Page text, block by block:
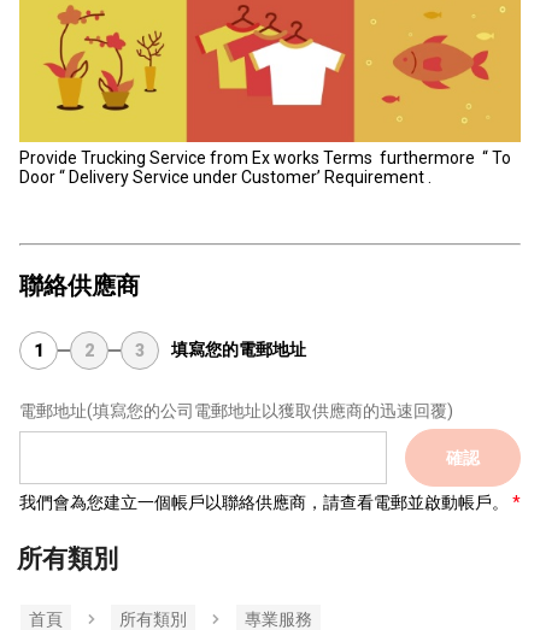
Provide Trucking Service from Ex works Terms furthermore “ To
Door “ Delivery Service under Customer’ Requirement .
聯絡供應商
1 2 3 填寫您的電郵地址
電郵地址(填寫您的公司電郵地址以獲取供應商的迅速回覆)
確認
我們會為您建立一個帳戶以聯絡供應商，請查看電郵並啟動帳戶。
所有類別
首頁 所有類別 專業服務